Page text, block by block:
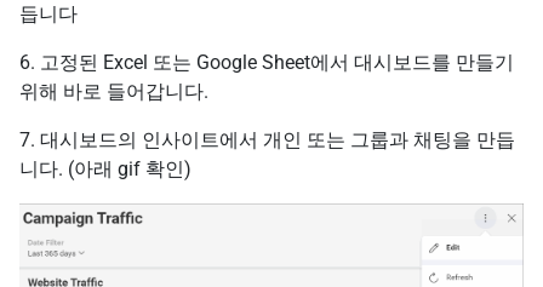
듭니다
6. 고정된 Excel 또는 Google Sheet에서 대시보드를 만들기
위해 바로 들어갑니다.
7. 대시보드의 인사이트에서 개인 또는 그룹과 채팅을 만듭
니다. (아래 gif 확인)